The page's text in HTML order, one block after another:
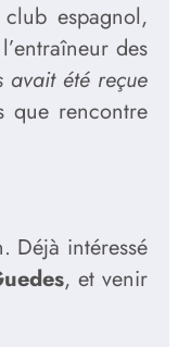
espagnol,
des
avait été reçue
que rencontre
Déjà intéressé
, et venir